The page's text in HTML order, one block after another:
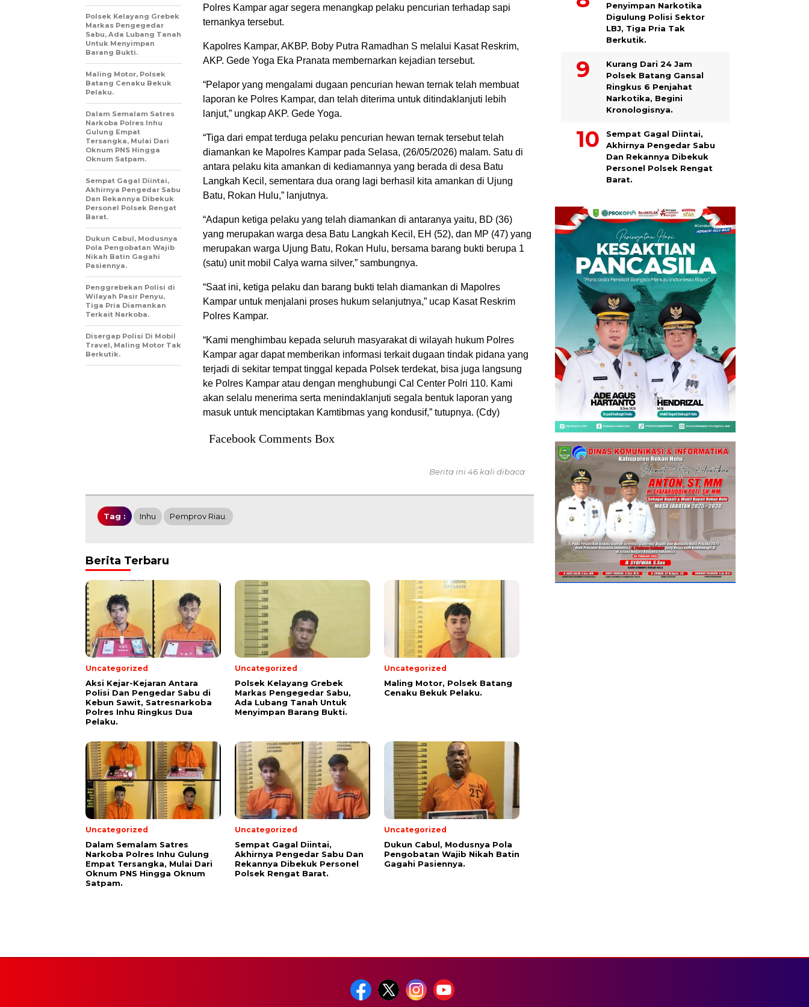
Polres Kampar agar segera menangkap pelaku pencurian terhadap sapi
ternankya tersebut.
Kapolres Kampar, AKBP. Boby Putra Ramadhan S melalui Kasat Reskrim,
AKP. Gede Yoga Eka Pranata membernarkan kejadian tersebut.
“Pelapor yang mengalami dugaan pencurian hewan ternak telah membuat
laporan ke Polres Kampar, dan telah diterima untuk ditindaklanjuti lebih
lanjut,” ungkap AKP. Gede Yoga.
“Tiga dari empat terduga pelaku pencurian hewan ternak tersebut telah
diamankan ke Mapolres Kampar pada Selasa, (26/05/2026) malam. Satu di
antara pelaku kita amankan di kediamannya yang berada di desa Batu
Langkah Kecil, sementara dua orang lagi berhasil kita amankan di Ujung
Batu, Rokan Hulu,” lanjutnya.
“Adapun ketiga pelaku yang telah diamankan di antaranya yaitu, BD (36)
yang merupakan warga desa Batu Langkah Kecil, EH (52), dan MP (47) yang
merupakan warga Ujung Batu, Rokan Hulu, bersama barang bukti berupa 1
(satu) unit mobil Calya warna silver,” sambungnya.
“Saat ini, ketiga pelaku dan barang bukti telah diamankan di Mapolres
Kampar untuk menjalani proses hukum selanjutnya,” ucap Kasat Reskrim
Polres Kampar.
“Kami menghimbau kepada seluruh masyarakat di wilayah hukum Polres
Kampar agar dapat memberikan informasi terkait dugaan tindak pidana yang
terjadi di sekitar tempat tinggal kepada Polsek terdekat, bisa juga langsung
ke Polres Kampar atau dengan menghubungi Cal Center Polri 110. Kami
akan selalu menerima serta menindaklanjuti segala bentuk laporan yang
masuk untuk menciptakan Kamtibmas yang kondusif,” tutupnya. (Cdy)
Facebook Comments Box
Polsek Kelayang Grebek
Markas Pengegedar
Sabu, Ada Lubang Tanah
Untuk Menyimpan
Barang Bukti.
Maling Motor, Polsek
Batang Cenaku Bekuk
Pelaku.
Dalam Semalam Satres
Narkoba Polres Inhu
Gulung Empat
Tersangka, Mulai Dari
Oknum PNS Hingga
Oknum Satpam.
Sempat Gagal Diintai,
Akhirnya Pengedar Sabu
Dan Rekannya Dibekuk
Personel Polsek Rengat
Barat.
Dukun Cabul, Modusnya
Pola Pengobatan Wajib
Nikah Batin Gagahi
Pasiennya.
Penggrebekan Polisi di
Wilayah Pasir Penyu,
Tiga Pria Diamankan
Terkait Narkoba.
Disergap Polisi Di Mobil
Travel, Maling Motor Tak
Berkutik.
Berita ini 46 kali dibaca
Tag : Inhu Pemprov Riau.
Berita Terbaru
Uncategorized
Aksi Kejar-Kejaran Antara
Polisi Dan Pengedar Sabu di
Kebun Sawit, Satresnarkoba
Polres Inhu Ringkus Dua
Pelaku.
Uncategorized
Polsek Kelayang Grebek
Markas Pengegedar Sabu,
Ada Lubang Tanah Untuk
Menyimpan Barang Bukti.
Uncategorized
Maling Motor, Polsek Batang
Cenaku Bekuk Pelaku.
Uncategorized
Dalam Semalam Satres
Narkoba Polres Inhu Gulung
Empat Tersangka, Mulai Dari
Oknum PNS Hingga Oknum
Satpam.
Uncategorized
Sempat Gagal Diintai,
Akhirnya Pengedar Sabu Dan
Rekannya Dibekuk Personel
Polsek Rengat Barat.
Uncategorized
Dukun Cabul, Modusnya Pola
Pengobatan Wajib Nikah Batin
Gagahi Pasiennya.
Penyimpan Narkotika
Digulung Polisi Sektor
LBJ, Tiga Pria Tak
Berkutik.
Kurang Dari 24 Jam
Polsek Batang Gansal
Ringkus 6 Penjahat
Narkotika, Begini
Kronologisnya.
Sempat Gagal Diintai,
Akhirnya Pengedar Sabu
Dan Rekannya Dibekuk
Personel Polsek Rengat
Barat.